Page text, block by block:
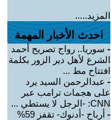
المزيد.....
احدث الأخبار المهمة
- سوريا.. رواج تصريح أحمد
الشرع لأهل دير الزور بكلمة
افتتاح مط ...
- عبدالرحمن السيد يرد
على هجمات ترامب عبر
CNN: -الرجل لا يستطي ...
-
أرباح -أدنوك- تقفز 59%